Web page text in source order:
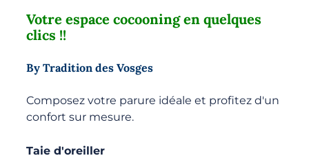
Votre espace cocooning en quelques
clics !!
By Tradition des Vosges
Composez votre parure idéale et profitez d'un
confort sur mesure.
Taie d'oreiller